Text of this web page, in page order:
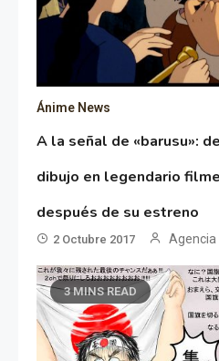
Ánime News
A la señal de «barusu»:
dibujo en legendario
después de su estreno
2 Octubre 2017 Agencia
3 MINS READ